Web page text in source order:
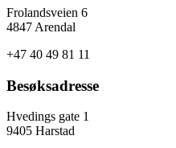
Frolandsveien 6
4847 Arendal
+47 40 49 81 11
Besøksadresse
Hvedings gate 1
9405 Harstad